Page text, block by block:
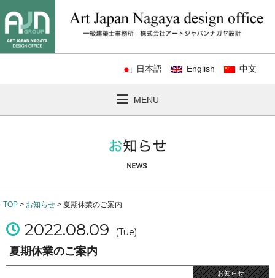
日本語 English 中文
MENU
TOP > お知らせ > 夏期休業のご案内
2022.08.09 (Tue)
夏期休業のご案内
お知らせ